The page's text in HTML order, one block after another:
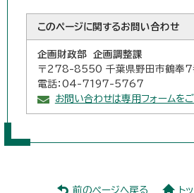
このページに関するお問い合わせ
企画財政部 企画調整課
〒278-8550 千葉県野田市鶴奉7
電話：04-7197-5767
お問い合わせは専用フォームを
前のページへ戻る ト